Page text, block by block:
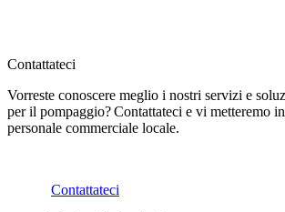
Contattateci
Vorreste conoscere meglio i nostri servizi e
per il pompaggio? Contattateci e vi metteremo
personale commerciale locale.
Contattateci